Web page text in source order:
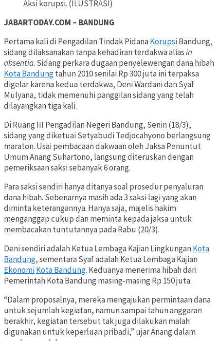
Aksi korupsi. (ILUSTRASI)
JABARTODAY.COM – BANDUNG
Pertama kali di Pengadilan Tindak PidanaKorupsiBandung,
sidang dilaksanakan tanpa kehadiran terdakwa aliasin
absentia. Sidang perkara dugaan penyelewengan dana hibah
Kota Bandungtahun 2010 senilai Rp 300 juta ini terpaksa
digelar karena kedua terdakwa, Deni Wardani dan Syaf
Mulyana, tidak memenuhi panggilan sidang yang telah
dilayangkan tiga kali.
Di Ruang III Pengadilan Negeri Bandung, Senin (18/3),
sidang yang diketuai Setyabudi Tedjocahyono berlangsung
maraton. Usai pembacaan dakwaan oleh Jaksa Penuntut
Umum Anang Suhartono, langsung diteruskan dengan
pemeriksaan saksi sebanyak 6 orang.
Para saksi sendiri hanya ditanya soal prosedur penyaluran
dana hibah. Sebenarnya masih ada 3 saksi lagi yang akan
diminta keterangannya. Hanya saja, majelis hakim
menganggap cukup dan meminta kepada jaksa untuk
membacakan tuntutannya pada Rabu (20/3).
Deni sendiri adalah Ketua Lembaga Kajian LingkunganKota
Bandung, sementara Syaf adalah Ketua Lembaga Kajian
EkonomiKota Bandung. Keduanya menerima hibah dari
Pemerintah Kota Bandung masing-masing Rp 150 juta.
“Dalam proposalnya, mereka mengajukan permintaan dana
untuk sejumlah kegiatan, namun sampai tahun anggaran
berakhir, kegiatan tersebut tak juga dilakukan malah
digunakan untuk keperluan pribadi,” ujar Anang dalam